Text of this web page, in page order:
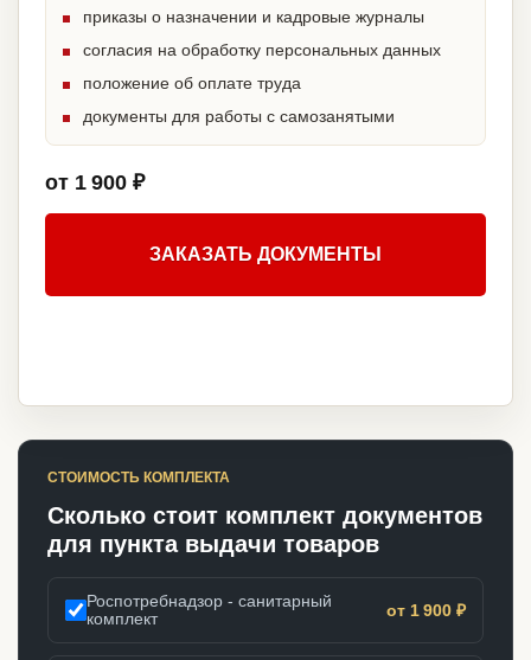
приказы о назначении и кадровые журналы
согласия на обработку персональных данных
положение об оплате труда
документы для работы с самозанятыми
от 1 900 ₽
ЗАКАЗАТЬ ДОКУМЕНТЫ
СТОИМОСТЬ КОМПЛЕКТА
Сколько стоит комплект документов
для пункта выдачи товаров
Роспотребнадзор - санитарный
комплект
от 1 900 ₽